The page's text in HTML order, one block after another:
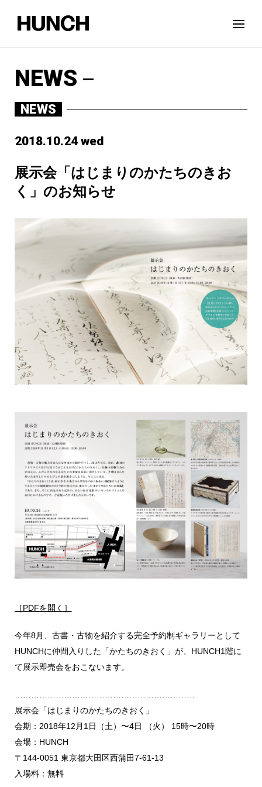
NEWS
NEWS
2018.10.24 wed
展示会「はじまりのかたちのきお
く」のお知らせ
［PDFを開く］
今年8月、古書・古物を紹介する完全予約制ギャラリーとして
HUNCHに仲間入りした「かたちのきおく」が、HUNCH1階に
て展示即売会をおこないます。
…………………………………………………………
展示会「はじまりのかたちのきおく」
会期：2018年12月1日（土）〜4日 （火） 15時〜20時
会場：HUNCH
〒144-0051 東京都大田区西蒲田7-61-13
入場料：無料